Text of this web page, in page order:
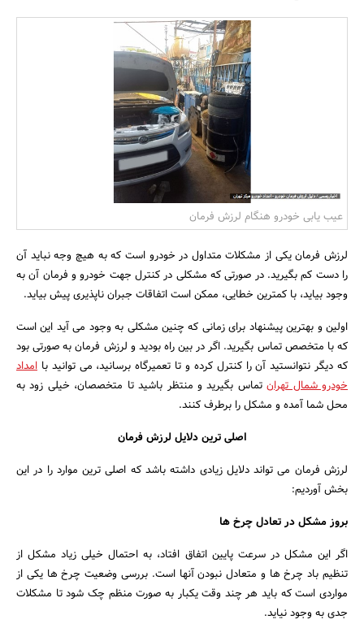
بانک، بیمه و سرمایه
عیب یابی خودرو هنگام لرزش فرمان
لرزش فرمان یکی از مشکلات متداول در خودرو است که به هیچ وجه نباید آن
را دست کم بگیرید. در صورتی که مشکلی در کنترل جهت خودرو و فرمان آن به
وجود بیاید، با کمترین خطایی، ممکن است اتفاقات جبران ناپذیری پیش بیاید.
اولین و بهترین پیشنهاد برای زمانی که چنین مشکلی به وجود می آید این است
که با متخصص تماس بگیرید. اگر در بین راه بودید و لرزش فرمان به صورتی بود
که دیگر نتوانستید آن را کنترل کرده و تا تعمیرگاه برسانید، می توانید با امداد
خودرو شمال تهرانتماس بگیرید و منتظر باشید تا متخصصان، خیلی زود به
محل شما آمده و مشکل را برطرف کنند.
اصلی ترین دلایل لرزش فرمان
لرزش فرمان می تواند دلایل زیادی داشته باشد که اصلی ترین موارد را در این
بخش آوردیم:
بروز مشکل در تعادل چرخ ها
اگر این مشکل در سرعت پایین اتفاق افتاد، به احتمال خیلی زیاد مشکل از
تنظیم باد چرخ ها و متعادل نبودن آنها است. بررسی وضعیت چرخ ها یکی از
مواردی است که باید هر چند وقت یکبار به صورت منظم چک شود تا مشکلات
جدی به وجود نیاید.